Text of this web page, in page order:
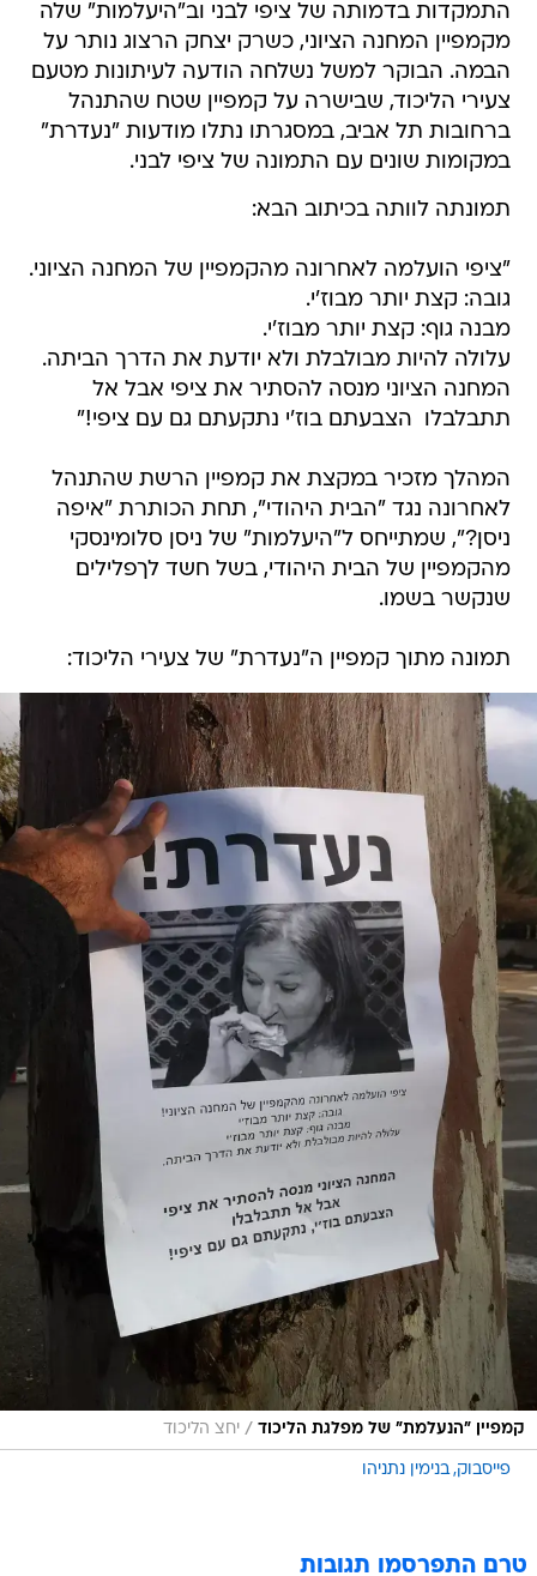
התמקדות בדמותה של ציפי לבני וב"היעלמות" שלה
מקמפיין המחנה הציוני, כשרק יצחק הרצוג נותר על
הבמה. הבוקר למשל נשלחה הודעה לעיתונות מטעם
צעירי הליכוד, שבישרה על קמפיין שטח שהתנהל
ברחובות תל אביב, במסגרתו נתלו מודעות "נעדרת"
במקומות שונים עם התמונה של ציפי לבני.
תמונתה לוותה בכיתוב הבא:
"ציפי הועלמה לאחרונה מהקמפיין של המחנה הציוני.
גובה: קצת יותר מבוז'י.
מבנה גוף: קצת יותר מבוז'י.
עלולה להיות מבולבלת ולא יודעת את הדרך הביתה.
המחנה הציוני מנסה להסתיר את ציפי אבל אל
תתבלבלו  הצבעתם בוז'י נתקעתם גם עם ציפי!"
המהלך מזכיר במקצת את קמפיין הרשת שהתנהל
לאחרונה נגד "הבית היהודי", תחת הכותרת "איפה
ניסן?", שמתייחס ל"היעלמות" של ניסן סלומינסקי
מהקמפיין של הבית היהודי, בשל חשד לךפלילים
שנקשר בשמו.
תמונה מתוך קמפיין ה"נעדרת" של צעירי הליכוד:
קמפיין "הנעלמת" של מפלגת הליכוד / יחצ הליכוד
פייסבוק בנימין נתניהו
טרם התפרסמו תגובות